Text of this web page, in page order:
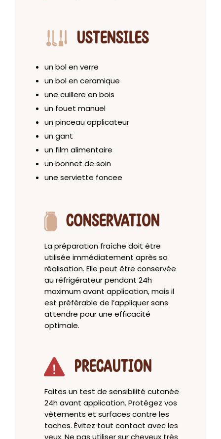
USTENSILES
un bol en verre
un bol en ceramique
une cuillere en bois
un fouet manuel
un pinceau applicateur
un gant
un film alimentaire
un bonnet de soin
une serviette foncee
CONSERVATION
La préparation fraîche doit être
utilisée immédiatement après sa
réalisation. Elle peut être conservée
au réfrigérateur pendant 24h
maximum avant application, mais il
est préférable de l’appliquer sans
attendre pour une efficacité
optimale.
PRECAUTION
Faites un test de sensibilité cutanée
24h avant application. Protégez vos
vêtements et surfaces contre les
taches. Évitez tout contact avec les
yeux. Ne pas utiliser sur cheveux très